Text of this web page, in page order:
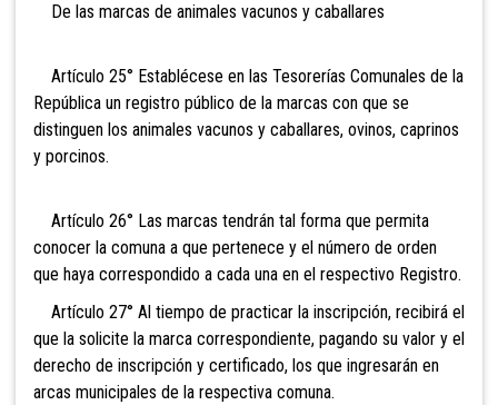
De las marcas de animales vacunos y caballares
Artículo 25° Establécese en las Tesorerías Comunales de la
República un registro público de la marcas con que se
distinguen los animales vacunos y caballares, ovinos, caprinos
y porcinos.
Artículo 26° Las marcas tendrán tal forma que permita
conocer la comuna a que pertenece y el número de orden
que haya correspondido a cada una en el respectivo Registro.
Artículo 27° Al tiempo de practicar la inscripción, recibirá el
que la solicite la marca correspondiente, pagando su valor y el
derecho de inscripción y certificado, los que ingresarán en
arcas municipales de la respectiva comuna.